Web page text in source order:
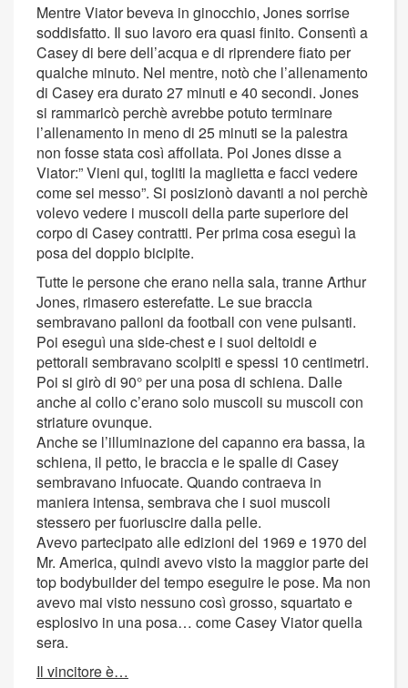
Mentre Viator beveva in ginocchio, Jones sorrise
soddisfatto. Il suo lavoro era quasi finito. Consentì a
Casey di bere dell’acqua e di riprendere fiato per
qualche minuto. Nel mentre, notò che l’allenamento
di Casey era durato 27 minuti e 40 secondi. Jones
si rammaricò perchè avrebbe potuto terminare
l’allenamento in meno di 25 minuti se la palestra
non fosse stata così affollata. Poi Jones disse a
Viator:” Vieni qui, togliti la maglietta e facci vedere
come sei messo”. Si posizionò davanti a noi perchè
volevo vedere i muscoli della parte superiore del
corpo di Casey contratti. Per prima cosa eseguì la
posa del doppio bicipite.
Tutte le persone che erano nella sala, tranne Arthur
Jones, rimasero esterefatte. Le sue braccia
sembravano palloni da football con vene pulsanti.
Poi eseguì una side-chest e i suoi deltoidi e
pettorali sembravano scolpiti e spessi 10 centimetri.
Poi si girò di 90° per una posa di schiena. Dalle
anche al collo c’erano solo muscoli su muscoli con
striature ovunque.
Anche se l’illuminazione del capanno era bassa, la
schiena, il petto, le braccia e le spalle di Casey
sembravano infuocate. Quando contraeva in
maniera intensa, sembrava che i suoi muscoli
stessero per fuoriuscire dalla pelle.
Avevo partecipato alle edizioni del 1969 e 1970 del
Mr. America, quindi avevo visto la maggior parte dei
top bodybuilder del tempo eseguire le pose. Ma non
avevo mai visto nessuno così grosso, squartato e
esplosivo in una posa… come Casey Viator quella
sera.
Il vincitore è…